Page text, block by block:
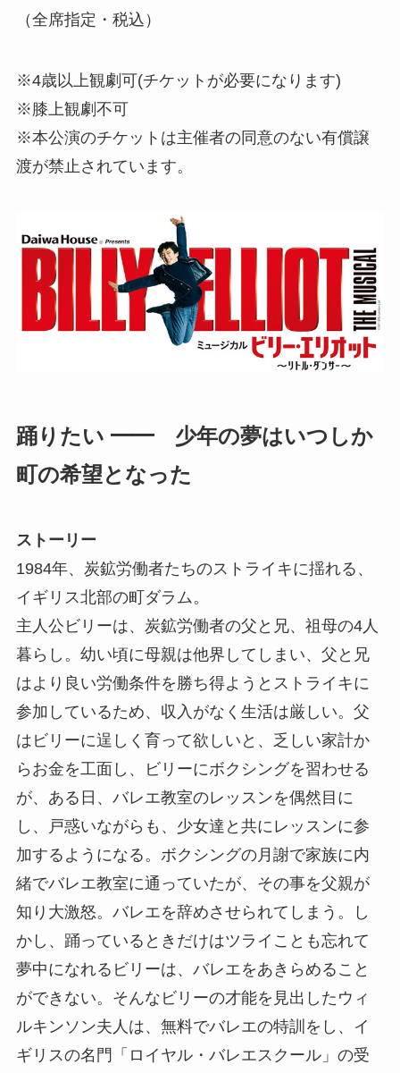
（全席指定・税込）
※4歳以上観劇可(チケットが必要になります)
※膝上観劇不可
※本公演のチケットは主催者の同意のない有償譲
渡が禁止されています。
踊りたい ━━ 少年の夢はいつしか
町の希望となった
ストーリー
1984年、炭鉱労働者たちのストライキに揺れる、
イギリス北部の町ダラム。
主人公ビリーは、炭鉱労働者の父と兄、祖母の4人
暮らし。幼い頃に母親は他界してしまい、父と兄
はより良い労働条件を勝ち得ようとストライキに
参加しているため、収入がなく生活は厳しい。父
はビリーに逞しく育って欲しいと、乏しい家計か
らお金を工面し、ビリーにボクシングを習わせる
が、ある日、バレエ教室のレッスンを偶然目に
し、戸惑いながらも、少女達と共にレッスンに参
加するようになる。ボクシングの月謝で家族に内
緒でバレエ教室に通っていたが、その事を父親が
知り大激怒。バレエを辞めさせられてしまう。し
かし、踊っているときだけはツライことも忘れて
夢中になれるビリーは、バレエをあきらめること
ができない。そんなビリーの才能を見出したウィ
ルキンソン夫人は、無料でバレエの特訓をし、イ
ギリスの名門「ロイヤル・バレエスクール」の受